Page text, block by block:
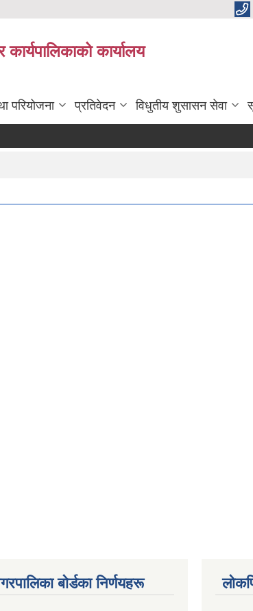
कार्यालय
परियोजना प्रतिवेदन विधुतीय शुसासन सेवा
बाेर्डका निर्णयहरू